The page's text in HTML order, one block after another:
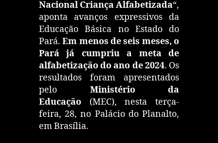
Nacional Criança Alfabetizada“,
aponta avanços expressivos da
Educação Básica no Estado do
Pará.Em menos de seis meses, o
Pará já cumpriu a meta de
alfabetização do ano de 2024. Os
resultados foram apresentados
pelo Ministério da
Educação (MEC), nesta terça-
feira, 28, no Palácio do Planalto,
em Brasília.